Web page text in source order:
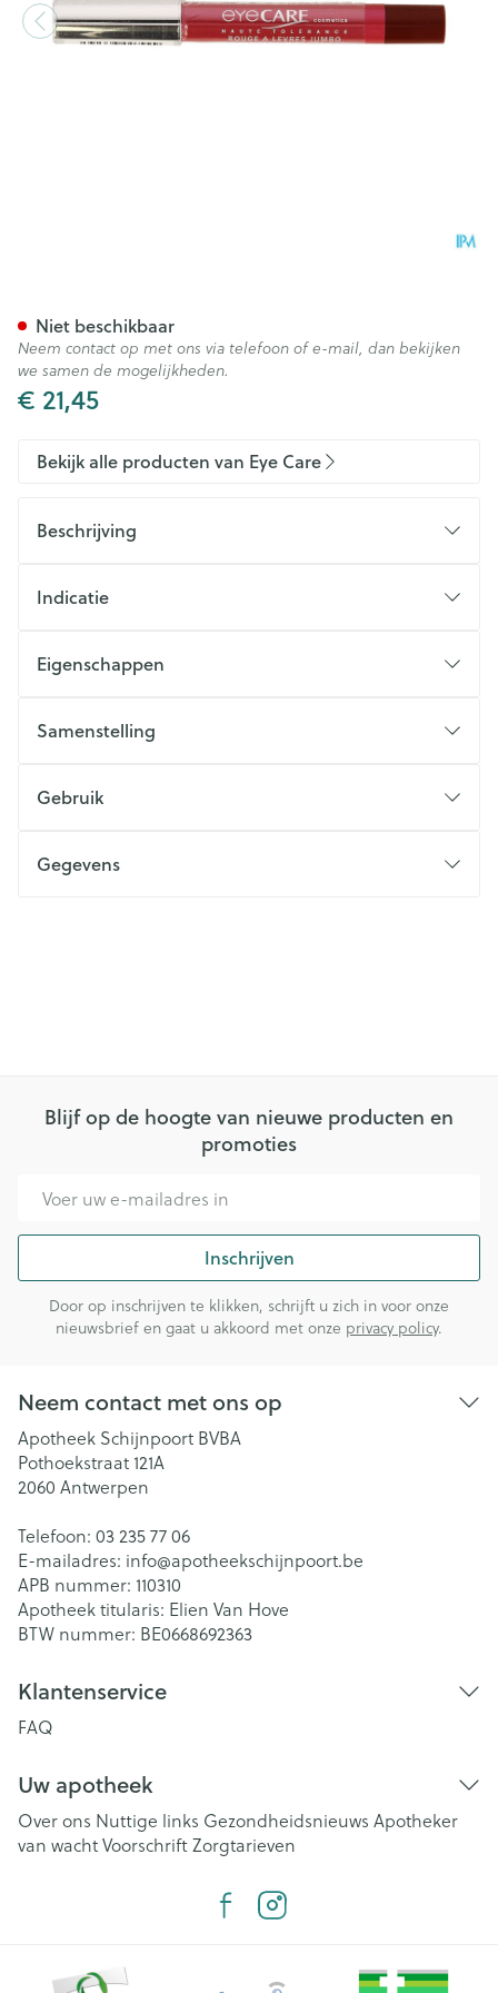
€ 21,45
Niet beschikbaar
Neem contact op met ons via telefoon of e-mail, dan bekijken
we samen de mogelijkheden.
Bekijk alle producten van Eye Care
Beschrijving
Indicatie
Eigenschappen
Samenstelling
Gebruik
Gegevens
Blijf op de hoogte van nieuwe producten en
promoties
Inschrijven
Door op inschrijven te klikken, schrijft u zich in voor onze
nieuwsbrief en gaat u akkoord met onze privacy policy.
Neem contact met ons op
Apotheek Schijnpoort BVBA
Pothoekstraat 121A
2060 Antwerpen
Telefoon: 03 235 77 06
E-mailadres: info@apotheekschijnpoort.be
APB nummer: 110310
Apotheek titularis: Elien Van Hove
BTW nummer: BE0668692363
Klantenservice
FAQ
Uw apotheek
Over ons Nuttige links Gezondheidsnieuws Apotheker
van wachtVoorschriftZorgtarieven